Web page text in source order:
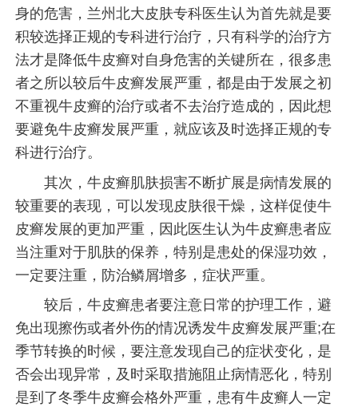
身的危害，兰州北大皮肤专科医生认为首先就是要
积较选择正规的专科进行治疗，只有科学的治疗方
法才是降低牛皮癣对自身危害的关键所在，很多患
者之所以较后牛皮癣发展严重，都是由于发展之初
不重视牛皮癣的治疗或者不去治疗造成的，因此想
要避免牛皮癣发展严重，就应该及时选择正规的专
科进行治疗。
其次，牛皮癣肌肤损害不断扩展是病情发展的
较重要的表现，可以发现皮肤很干燥，这样促使牛
皮癣发展的更加严重，因此医生认为牛皮癣患者应
当注重对于肌肤的保养，特别是患处的保湿功效，
一定要注重，防治鳞屑增多，症状严重。
较后，牛皮癣患者要注意日常的护理工作，避
免出现擦伤或者外伤的情况诱发牛皮癣发展严重;在
季节转换的时候，要注意发现自己的症状变化，是
否会出现异常，及时采取措施阻止病情恶化，特别
是到了冬季牛皮癣会格外严重，患有牛皮癣人一定